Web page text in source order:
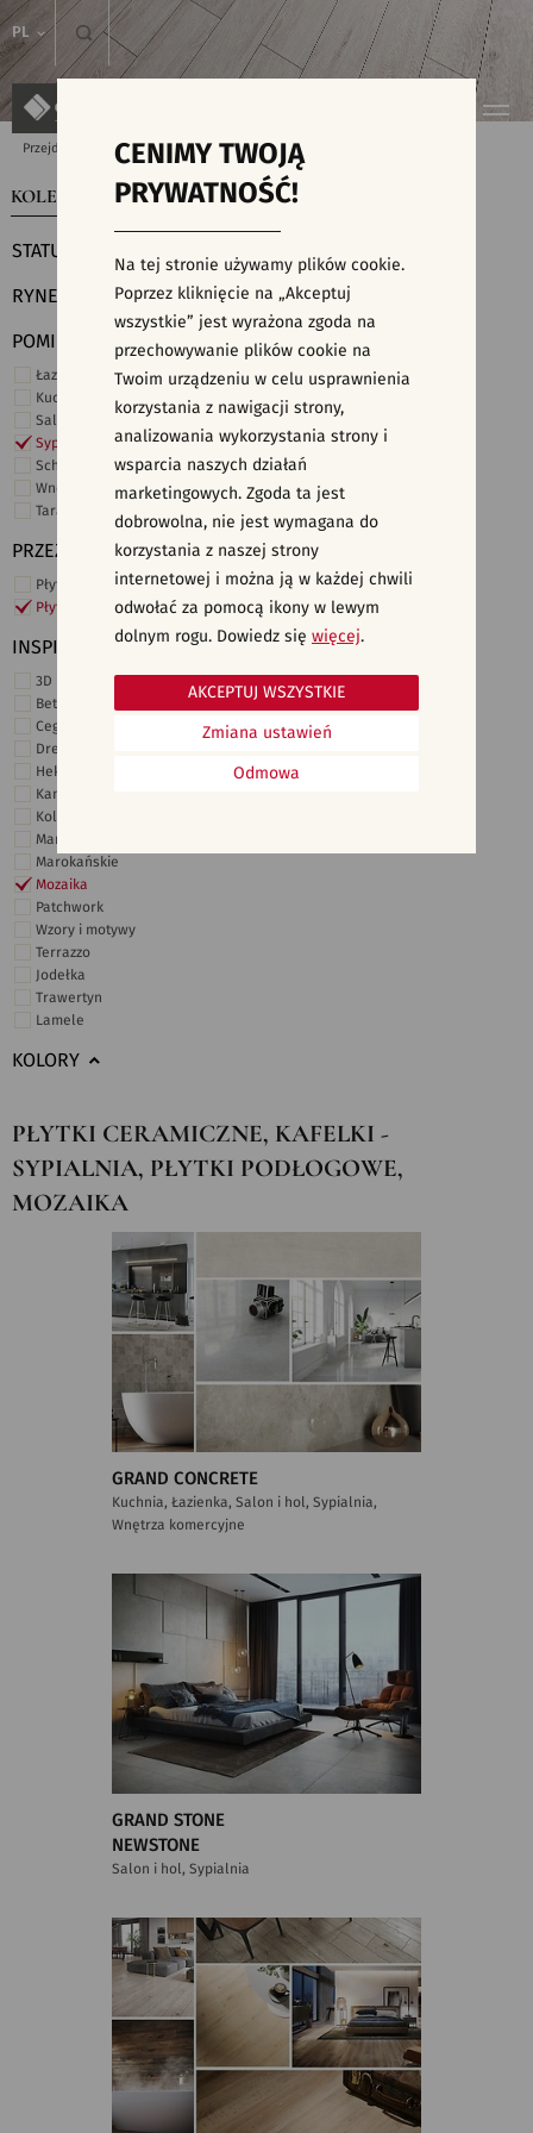
PL
Przejdź do strony głównej Kolekcje
KOLEKCJE WYSZUKIWARKA PŁYTEK
STATUS
RYNEK
POMIESZCZENIE
Łazienka
Kuchnia
Salon i hol
Sypialnia
Schody
Wnętrza komercyjne
Taras i ogród
PRZEZNACZENIE
Płytki ścienne
Płytki podłogowe
INSPIRACJE
3D i struktury
Beton
Cegiełki
Drewno
Heksagonalne
Kamień
Kolor
Marmur
Marokańskie
Mozaika
Patchwork
Wzory i motywy
Terrazzo
Jodełka
Trawertyn
Lamele
KOLORY
PŁYTKI CERAMICZNE, KAFELKI -
SYPIALNIA, PŁYTKI PODŁOGOWE,
MOZAIKA
GRAND CONCRETE
Kuchnia, Łazienka, Salon i hol, Sypialnia,
Wnętrza komercyjne
GRAND STONE
NEWSTONE
Salon i hol, Sypialnia
CENIMY TWOJĄ
PRYWATNOŚĆ!
Na tej stronie używamy plików cookie.
Poprzez kliknięcie na „Akceptuj
wszystkie” jest wyrażona zgoda na
przechowywanie plików cookie na
Twoim urządzeniu w celu usprawnienia
korzystania z nawigacji strony,
analizowania wykorzystania strony i
wsparcia naszych działań
marketingowych. Zgoda ta jest
dobrowolna, nie jest wymagana do
korzystania z naszej strony
internetowej i można ją w każdej chwili
odwołać za pomocą ikony w lewym
dolnym rogu. Dowiedz się więcej.
Odmowa
Zmiana ustawień
AKCEPTUJ WSZYSTKIE